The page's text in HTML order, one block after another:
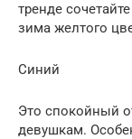
тренде
зима желтого
Синий
Это спокойный
девушкам.